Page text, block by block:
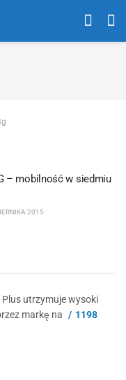
– mobilność w siedmiu
2015
utrzymuje wysoki
markę na
1198